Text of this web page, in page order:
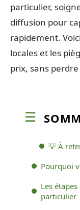
particulier,
diffusion pour
rapidement.
locales et les
prix, sans
💡 À
Pourquoi
Les
particulier